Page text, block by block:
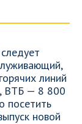
линий
ВТБ — 8 800
посетить
новой